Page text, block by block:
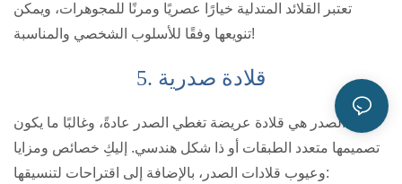
تعتبر القلائد المتدلية خيارًا عصريًا ومرنًا للمجوهرات، ويمكن
تنويعها وفقًا للأسلوب الشخصي والمناسبة!
5. قلادة صدرية
قلادة الصدر هي قلادة عريضة تغطي الصدر عادةً، وغالبًا ما يكون
تصميمها متعدد الطبقات أو ذا شكل هندسي. إليكِ خصائص ومزايا
وعيوب قلادات الصدر، بالإضافة إلى اقتراحات لتنسيقها: